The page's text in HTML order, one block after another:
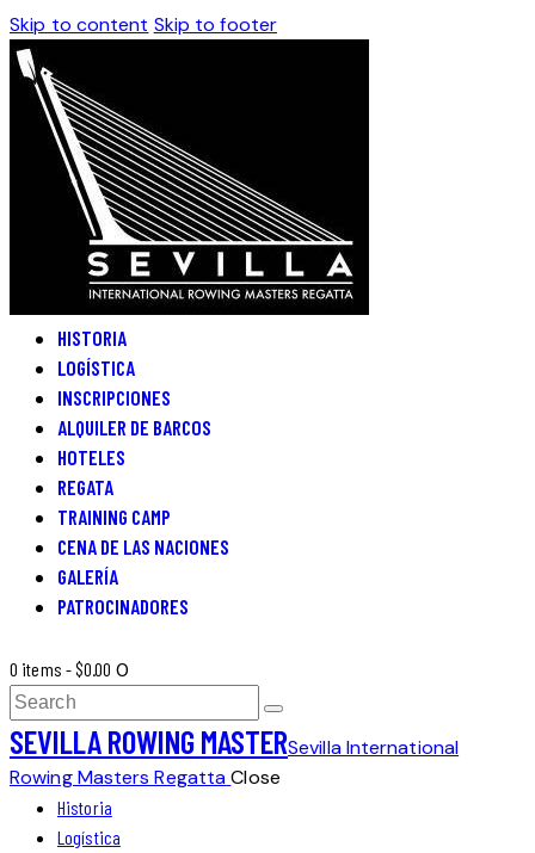
Skip to content Skip to footer
HISTORIA
LOGÍSTICA
INSCRIPCIONES
ALQUILER DE BARCOS
HOTELES
REGATA
TRAINING CAMP
CENA DE LAS NACIONES
GALERÍA
PATROCINADORES
0 items -$0.00 0
SEVILLA ROWING MASTERSevilla International
Rowing Masters Regatta Close
Historia
Logística